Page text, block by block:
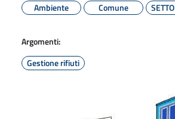
Ambiente
Comune
Argomenti:
Gestione rifiuti